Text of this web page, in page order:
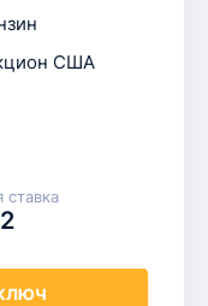
США
ставка